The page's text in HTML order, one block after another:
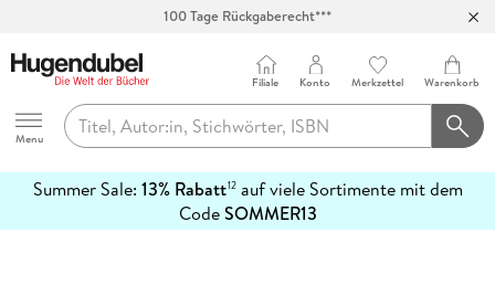
100 Tage Rückgaberecht***
Hugendubel
Menu
Filiale Konto Merkzettel Warenkorb
Summer Sale: 13% Rabatt12auf viele Sortimente mit dem
CodeSOMMER13
erfahren